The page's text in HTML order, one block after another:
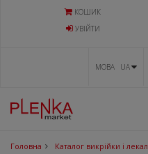
КОШИК
УВIЙТИ
МОВА UA
Головна Каталог викрійки і лекал